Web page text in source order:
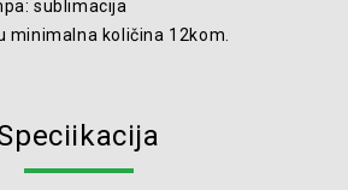
sublimacija
minimalna količina 12kom.